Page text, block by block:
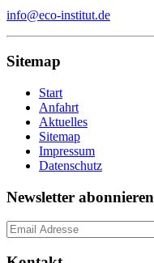
info@eco-institut.de
Sitemap
Start
Anfahrt
Aktuelles
Sitemap
Impressum
Datenschutz
Newsletter abonnieren